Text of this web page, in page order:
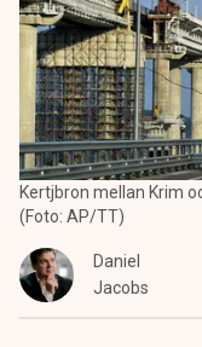
Kertjbron mellan Krim
(Foto: AP/TT)
Daniel
Jacobs